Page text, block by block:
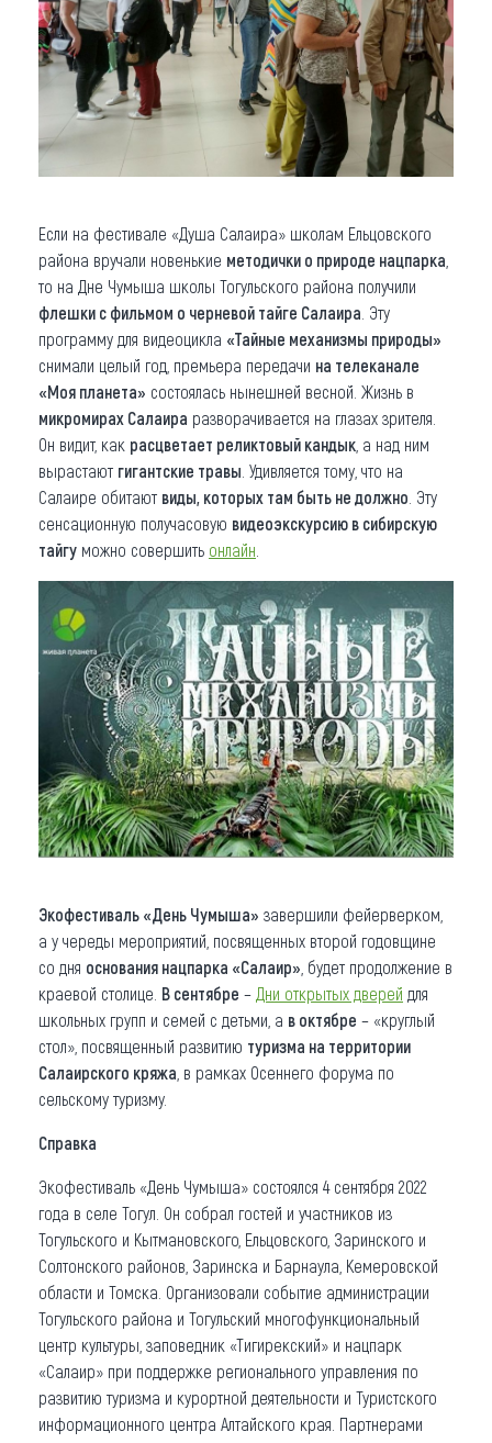
Если на фестивале «Душа Салаира» школам Ельцовского
района вручали новенькие методички о природе нацпарка
то на Дне Чумыша школы Тогульского района получили
флешки с фильмом о черневой тайге Салаира . Эту
программу для видеоцикла «Тайные механизмы природы»
снимали целый год, премьера передачи на телеканале
«Моя планета» состоялась нынешней весной. Жизнь в
микромирах Салаира разворачивается на глазах зрителя.
Он видит, как расцветает реликтовый кандык , а над ним
вырастают гигантские травы . Удивляется тому, что на
Салаире обитают виды, которых там быть не должно . Эту
сенсационную получасовую видеоэкскурсию в сибирскую
тайгу можно совершить онлайн
Экофестиваль «День Чумыша» завершили фейерверком,
а у череды мероприятий, посвященных второй годовщине
со дня основания нацпарка «Салаир» , будет продолжение в
краевой столице. В сентябре – Дни открытых дверей для
школьных групп и семей с детьми, а в октябре – «круглый
стол», посвященный развитию туризма на территории
Салаирского кряжа , в рамках Осеннего форума по
сельскому туризму.
Справка
Экофестиваль «День Чумыша» состоялся 4 сентября 2022
года в селе Тогул. Он собрал гостей и участников из
Тогульского и Кытмановского, Ельцовского, Заринского и
Солтонского районов, Заринска и Барнаула, Кемеровской
области и Томска. Организовали событие администрации
Тогульского района и Тогульский многофункциональный
центр культуры, заповедник «Тигирекский» и нацпарк
«Салаир» при поддержке регионального управления по
развитию туризма и курортной деятельности и Туристского
информационного центра Алтайского края. Партнерами